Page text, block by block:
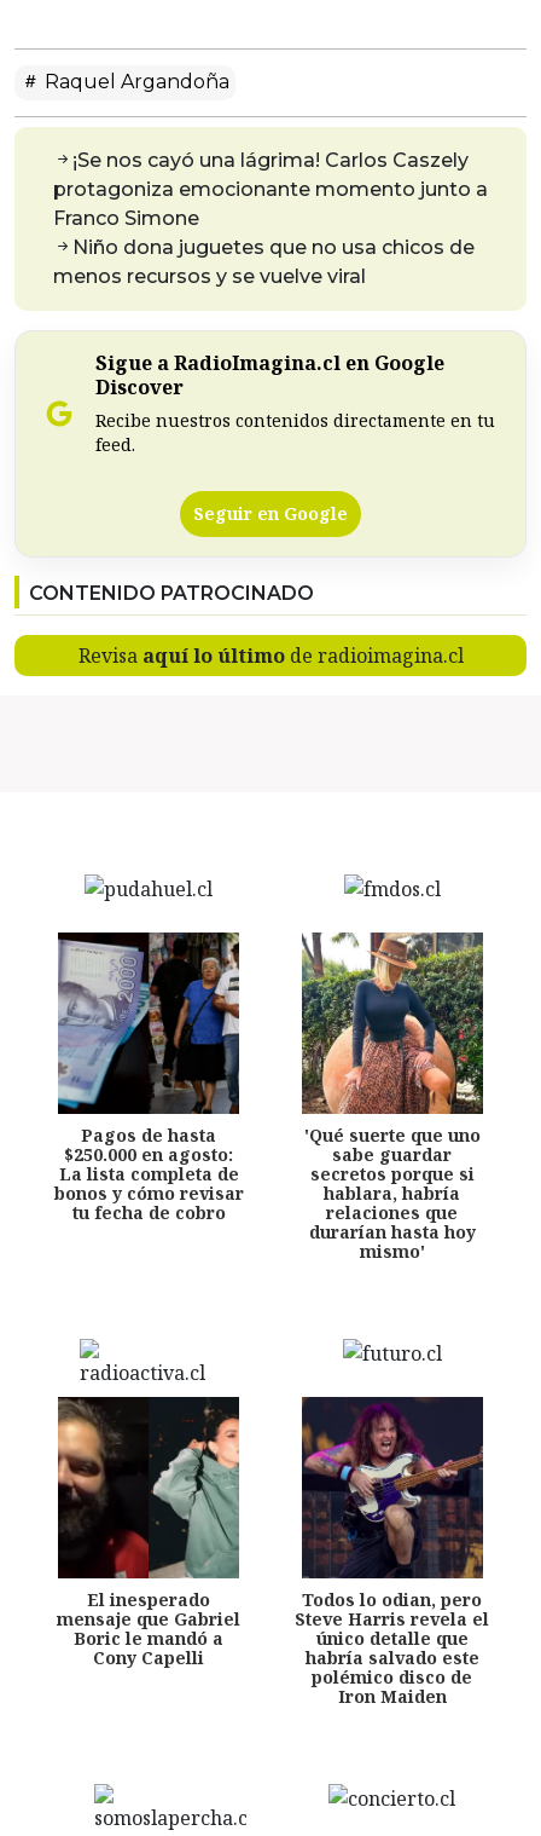
Raquel Argandoña
¡Se nos cayó una lágrima! Carlos Caszely
protagoniza emocionante momento junto a
Franco Simone
Niño dona juguetes que no usa chicos de
menos recursos y se vuelve viral
Sigue a RadioImagina.cl en Google
Discover
Recibe nuestros contenidos directamente en tu
feed.
Seguir en Google
CONTENIDO PATROCINADO
Revisa aquí lo últimode radioimagina.cl
Pagos de hasta
$250.000 en agosto:
La lista completa de
bonos y cómo revisar
tu fecha de cobro
'Qué suerte que uno
sabe guardar
secretos porque si
hablara, habría
relaciones que
durarían hasta hoy
mismo'
El inesperado
mensaje que Gabriel
Boric le mandó a
Cony Capelli
Todos lo odian, pero
Steve Harris revela el
único detalle que
habría salvado este
polémico disco de
Iron Maiden